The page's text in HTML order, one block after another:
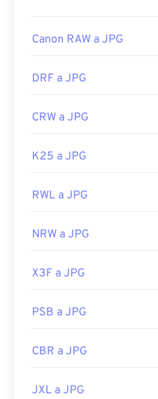
Canon RAW a JPG
DRF a JPG
CRW a JPG
K25 a JPG
RWL a JPG
NRW a JPG
X3F a JPG
PSB a JPG
CBR a JPG
JXL a JPG